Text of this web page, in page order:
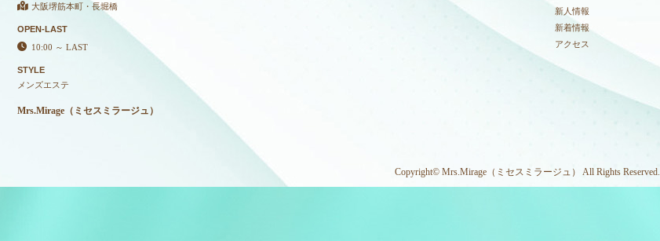
大阪堺筋本町・長堀橋
OPEN-LAST
10:00 ～ LAST
STYLE
メンズエステ
Mrs.Mirage（ミセスミラージュ）
新人情報
新着情報
アクセス
Copyright© Mrs.Mirage（ミセスミラージュ） All Rights Reserved.